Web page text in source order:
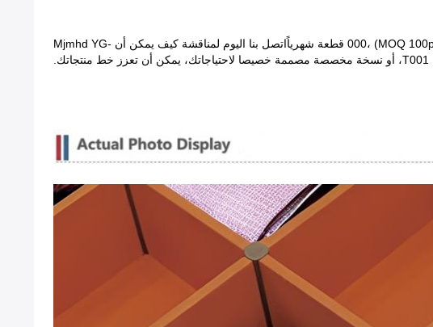
نحن نقف خلف جودة منتجاتنا وقدراتنا التصنيعية، نقدم سلسلة توريد مستقرة وفعالة، أسعار تنافسية للطلبات السائبة (MOQ 100pcs) ،000 قطعة شهرياًاتصل بنا اليوم لمناقشة كيف يمكن أن Mjmhd YG-
T001، أو نسخة مخصصة مصممة خصيصا لاحتياجاتك، يمكن أن تعزز خط منتجاتك.